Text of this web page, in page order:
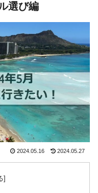
選び編
2024.05.16 2024.05.27